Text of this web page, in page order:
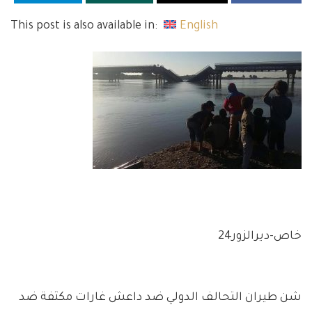
This post is also available in: English
خاص-ديرالزور24
شن طيران التحالف الدولي ضد داعش غارات مكثفة ضد